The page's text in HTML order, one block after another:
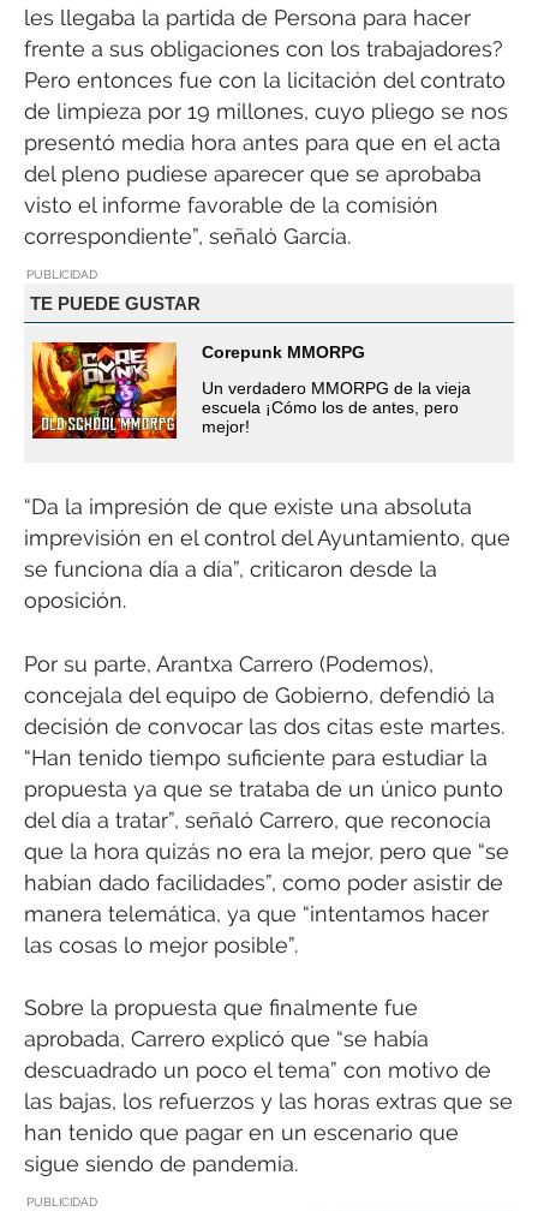
les llegaba la partida de Persona para hacer
frente a sus obligaciones con los trabajadores?
Pero entonces fue con la licitación del contrato
de limpieza por 19 millones, cuyo pliego se nos
presentó media hora antes para que en el acta
del pleno pudiese aparecer que se aprobaba
visto el informe favorable de la comisión
correspondiente”, señaló García.
PUBLICIDAD
TE PUEDE GUSTAR
Corepunk MMORPG
Un verdadero MMORPG de la vieja
escuela ¡Cómo los de antes, pero
mejor!
“Da la impresión de que existe una absoluta
imprevisión en el control del Ayuntamiento, que
se funciona día a día”, criticaron desde la
oposición.
Por su parte, Arantxa Carrero (Podemos),
concejala del equipo de Gobierno, defendió la
decisión de convocar las dos citas este martes.
“Han tenido tiempo suficiente para estudiar la
propuesta ya que se trataba de un único punto
del día a tratar”, señaló Carrero, que reconocía
que la hora quizás no era la mejor, pero que “se
habían dado facilidades”, como poder asistir de
manera telemática, ya que “intentamos hacer
las cosas lo mejor posible”.
Sobre la propuesta que finalmente fue
aprobada, Carrero explicó que “se había
descuadrado un poco el tema” con motivo de
las bajas, los refuerzos y las horas extras que se
han tenido que pagar en un escenario que
sigue siendo de pandemia.
PUBLICIDAD